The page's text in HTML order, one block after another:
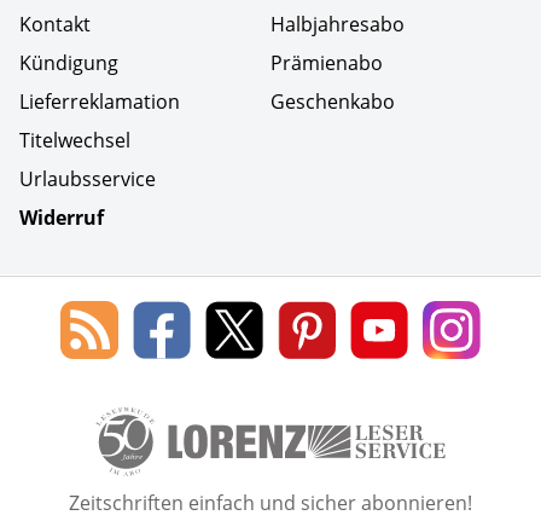
Kontakt
Kündigung
Lieferreklamation
Titelwechsel
Urlaubsservice
Widerruf
Halbjahresabo
Prämienabo
Geschenkabo
Social Media
Blog
des
Leserservice
Lorenz
Leserservice
Lorenz
Leserservice
Lorenz
Leserservice
Lorenz
Leserservice
Lorenz
50 Lesefreude im Abo Jahre
Zeitschriften einfach und sicher abonnieren!